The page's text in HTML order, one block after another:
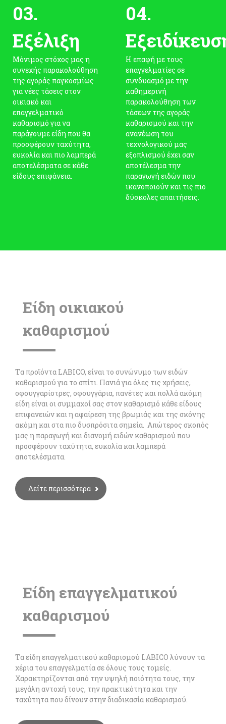
03.
Εξέλιξη
Μόνιμος στόχος μας η
συνεχής παρακολούθηση
της αγοράς παγκοσμίως
για νέες τάσεις στον
οικιακό και
επαγγελματικό
καθαρισμό για να
παράγουμε είδη που θα
προσφέρουν ταχύτητα,
ευκολία και πιο λαμπερά
αποτελέσματα σε κάθε
είδους επιφάνεια.
04.
Η επαφή με τους
επαγγελματίες σε
συνδυασμό με την
καθημερινή
παρακολούθηση των
τάσεων της αγοράς
καθαρισμού και την
ανανέωση του
τεχνολογικού μας
εξοπλισμού έχει σαν
αποτέλεσμα την
παραγωγή ειδών που
ικανοποιούν και τις πιο
δύσκολες απαιτήσεις.
Είδη οικιακού
καθαρισμού
Tα προϊόντα LABICO, είναι το συνώνυμο των ειδών
καθαρισμού για το σπίτι. Πανιά για όλες τις χρήσεις,
σφουγγαρίστρες, σφουγγάρια, πανέτες και πολλά ακόμη
είδη είναι οι συμμαχοί σας στον καθαρισμό κάθε είδους
επιφανειών και η αφαίρεση της βρωμιάς και της σκόνης
ακόμη και στα πιο δυσπρόσιτα σημεία. Aπώτερος σκοπός
μας η παραγωγή και διανομή ειδών καθαρισμού που
προσφέρουν ταχύτητα, ευκολία και λαμπερά
αποτελέσματα.
Δείτε περισσότερα
Είδη επαγγελματικού
καθαρισμού
Tα είδη επαγγελματικού καθαρισμού LABICO λύνουν τα
χέρια του επαγγελματία σε όλους τους τομείς.
Χαρακτηρίζονται από την υψηλή ποιότητα τους, την
μεγάλη αντοχή τους, την πρακτικότητα και την
ταχύτητα που δίνουν στην διαδικασία καθαρισμού.